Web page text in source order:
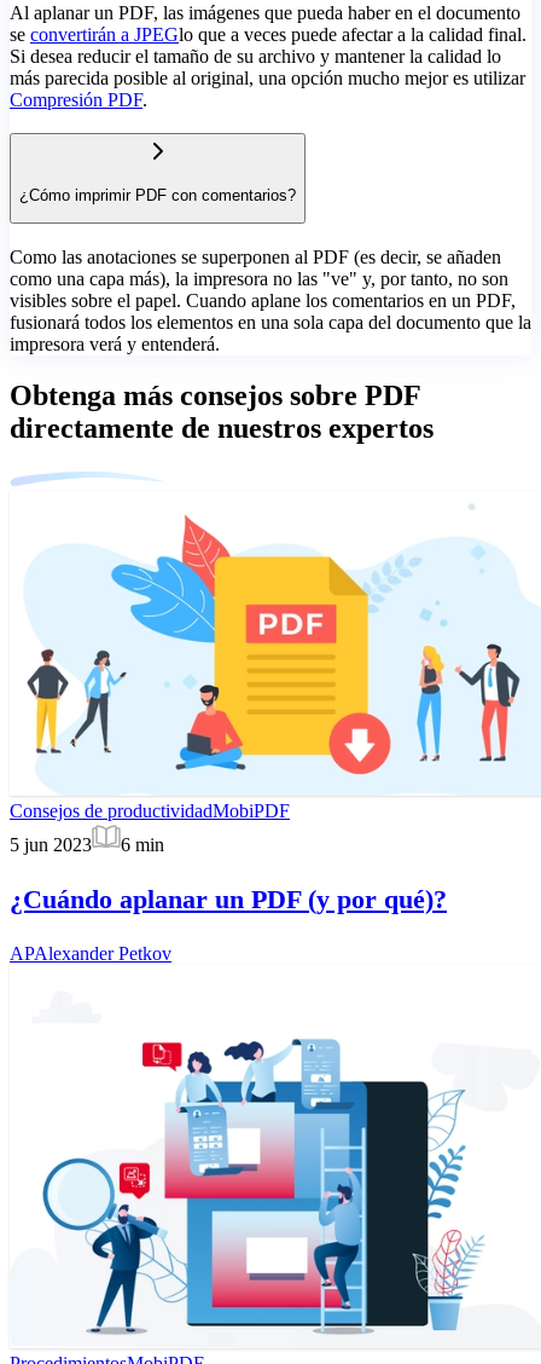
Al aplanar un PDF, las imágenes que pueda haber en el documento
se convertirán a JPEGlo que a veces puede afectar a la calidad final.
Si desea reducir el tamaño de su archivo y mantener la calidad lo
más parecida posible al original, una opción mucho mejor es utilizar
Compresión PDF.
¿Cómo imprimir PDF con comentarios?
Como las anotaciones se superponen al PDF (es decir, se añaden
como una capa más), la impresora no las "ve" y, por tanto, no son
visibles sobre el papel. Cuando aplane los comentarios en un PDF,
fusionará todos los elementos en una sola capa del documento que la
impresora verá y entenderá.
Obtenga más consejos sobre PDF
directamente de nuestros expertos
Consejos de productividadMobiPDF
5 jun 2023
6 min
¿Cuándo aplanar un PDF (y por qué)?
APAlexander Petkov